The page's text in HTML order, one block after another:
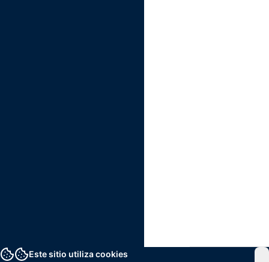
Este sitio utiliza cookies